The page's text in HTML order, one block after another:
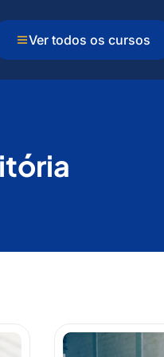
Ver todos os cursos